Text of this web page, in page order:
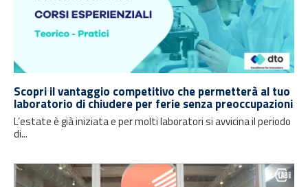
Scopri il vantaggio competitivo che permetterà al tuo
laboratorio di chiudere per ferie senza preoccupazioni
L’estate è già iniziata e per molti laboratori si avvicina il periodo
di...